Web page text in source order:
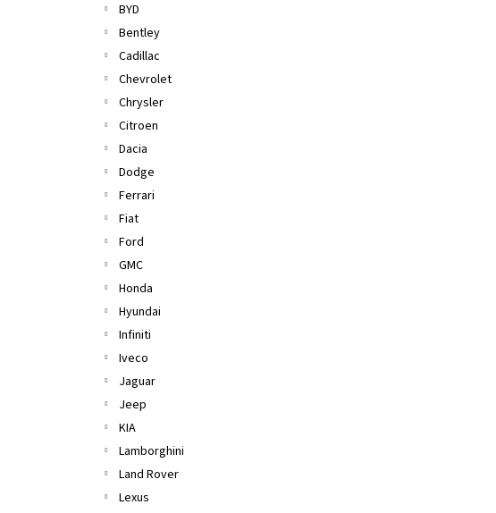
BYD
Bentley
Cadillac
Chevrolet
Chrysler
Citroen
Dacia
Dodge
Ferrari
Fiat
Ford
GMC
Honda
Hyundai
Infiniti
Iveco
Jaguar
Jeep
KIA
Lamborghini
Land Rover
Lexus